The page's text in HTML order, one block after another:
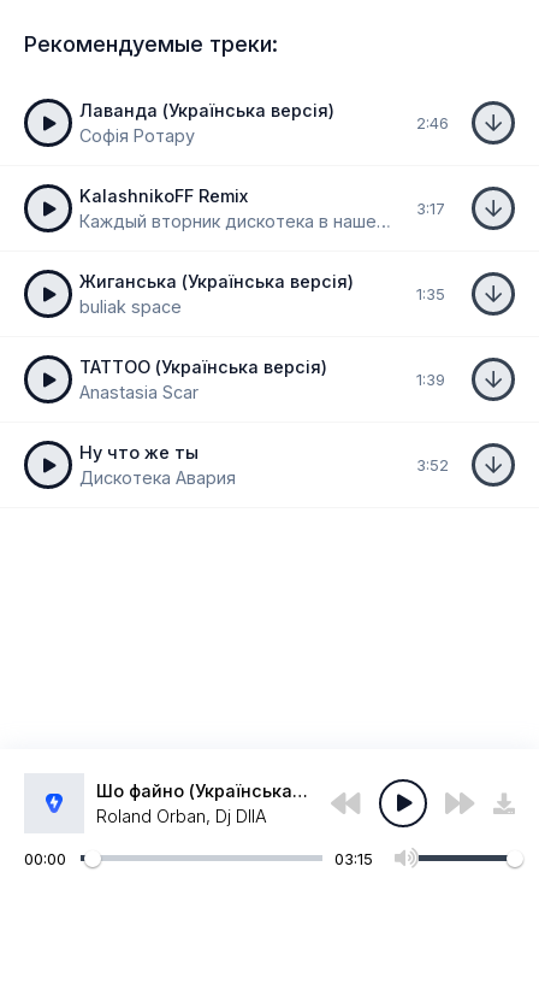
Рекомендуемые треки:
Лаванда (Українська версія)
Софія Ротару
2:46
KalashnikoFF Remix
Каждый вторник дискотека в нашем клубе заводском
3:17
Жиганська (Українська версія)
buliak space
1:35
TATTOO (Українська версія)
Anastasia Scar
1:39
Ну что же ты
Дискотека Авария
3:52
Шо файно (Українська дискотека)
Roland Orban, Dj DIIA
00:00 03:15